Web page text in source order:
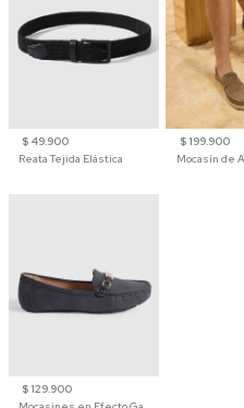
$ 49.900
Reata Tejida Elástica
$ 199.900
$ 129.900